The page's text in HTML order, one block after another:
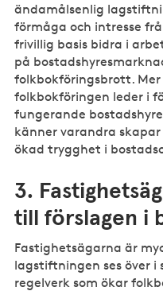
ändamålsenlig
förmåga och intresse
frivillig basis bidra i
på
folkbokföringsbrott.
folkbokföringen leder i
fungerande
känner varandra
ökad trygghet i
3.
till förslagen i
Fastighetsägarna är
lagstiftningen ses över
regelverk som ökar